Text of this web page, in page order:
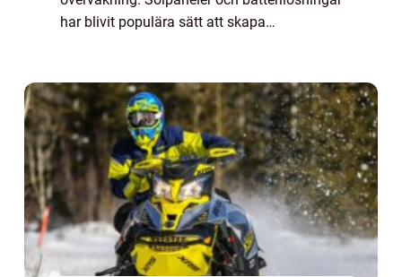
har blivit populära sätt att skapa